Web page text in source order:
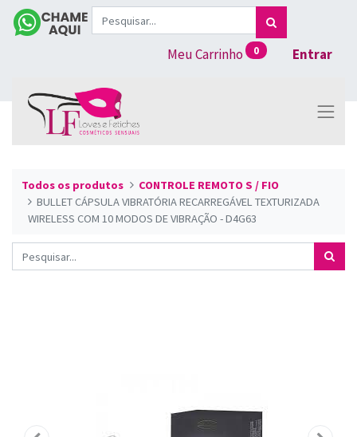
Meu Carrinho 0 Entrar
Todos os produtos
CONTROLE REMOTO S / FIO
BULLET CÁPSULA VIBRATÓRIA RECARREGÁVEL TEXTURIZADA
WIRELESS COM 10 MODOS DE VIBRAÇÃO - D4G63